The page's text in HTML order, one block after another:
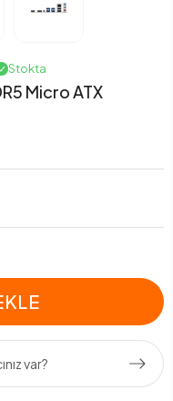
Stokta
Micro ATX
var?